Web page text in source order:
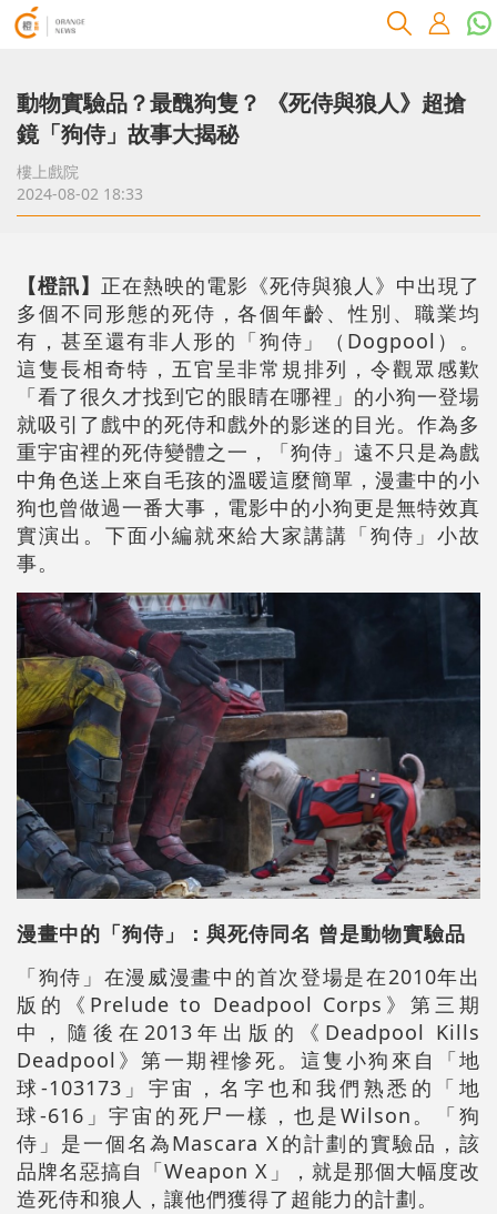
動物實驗品？最醜狗隻？ 《死侍與狼人》超搶
鏡「狗侍」故事大揭秘
樓上戲院
2024-08-02 18:33
【橙訊】 正在熱映的電影《死侍與狼人》中出現了
多個不同形態的死侍，各個年齡、性別、職業均
有，甚至還有非人形的「狗侍」（Dogpool）。
這隻長相奇特，五官呈非常規排列，令觀眾感歎
「看了很久才找到它的眼睛在哪裡」的小狗一登場
就吸引了戲中的死侍和戲外的影迷的目光。作為多
重宇宙裡的死侍變體之一，「狗侍」遠不只是為戲
中角色送上來自毛孩的溫暖這麼簡單，漫畫中的小
狗也曾做過一番大事，電影中的小狗更是無特效真
實演出。下面小編就來給大家講講「狗侍」小故
事。
漫畫中的「狗侍」：與死侍同名 曾是動物實驗品
「狗侍」在漫威漫畫中的首次登場是在2010年出
版的《Prelude to Deadpool Corps》第三期
中，隨後在2013年出版的《Deadpool Kills
Deadpool》第一期裡慘死。這隻小狗來自「地
球-103173」宇宙，名字也和我們熟悉的「地
球-616」宇宙的死尸一樣，也是Wilson。「狗
侍」是一個名為Mascara X的計劃的實驗品，該
品牌名惡搞自「Weapon X」，就是那個大幅度改
造死侍和狼人，讓他們獲得了超能力的計劃。